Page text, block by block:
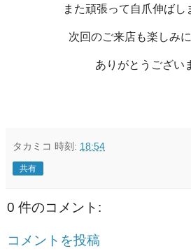
また頑張って自爪伸ば
次回のご来店も楽しみ
ありがとうござい
タカミコ 時刻: 18:54
共有
0 件のコメント:
コメントを投稿